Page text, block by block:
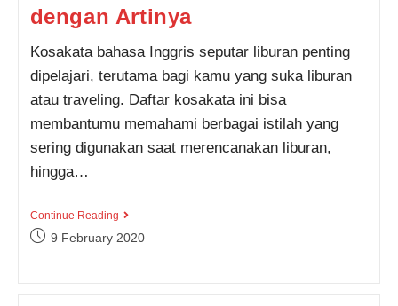
dengan Artinya
Kosakata bahasa Inggris seputar liburan penting
dipelajari, terutama bagi kamu yang suka liburan
atau traveling. Daftar kosakata ini bisa
membantumu memahami berbagai istilah yang
sering digunakan saat merencanakan liburan,
hingga…
Continue Reading80+
Bahasa
Post9 February 2020